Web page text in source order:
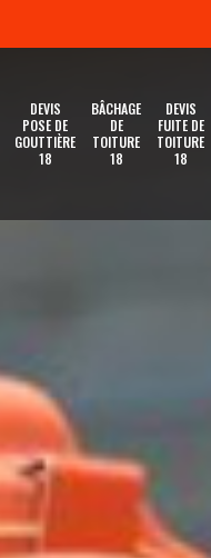
DEVIS
POSE DE
GOUTTIÈRE
18
BÂCHAGE
DE
TOITURE
18
DEVIS
FUITE DE
TOITURE
18